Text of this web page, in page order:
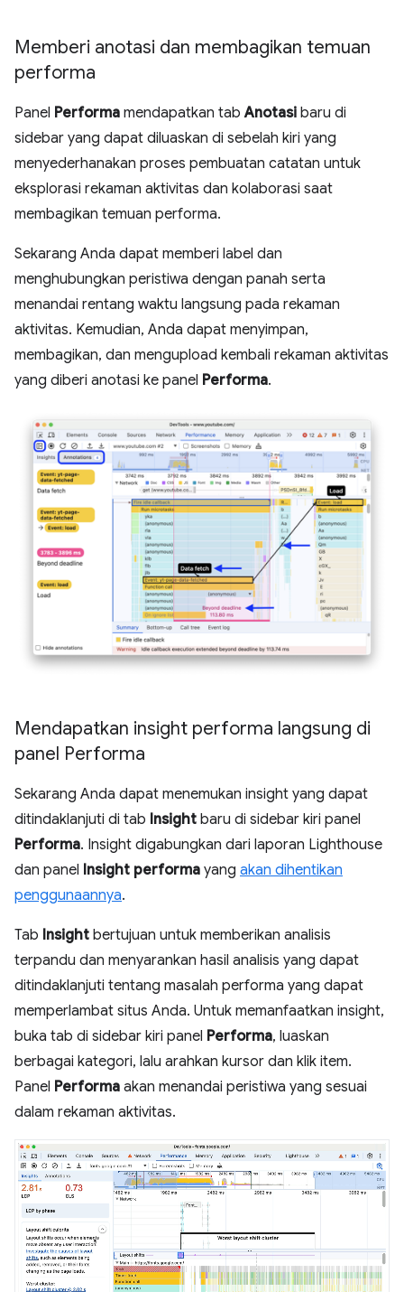
Memberi anotasi dan membagikan temuan
performa
Panel Performa mendapatkan tabAnotasi baru di
sidebar yang dapat diluaskan di sebelah kiri yang
menyederhanakan proses pembuatan catatan untuk
eksplorasi rekaman aktivitas dan kolaborasi saat
membagikan temuan performa.
Sekarang Anda dapat memberi label dan
menghubungkan peristiwa dengan panah serta
menandai rentang waktu langsung pada rekaman
aktivitas. Kemudian, Anda dapat menyimpan,
membagikan, dan mengupload kembali rekaman aktivitas
yang diberi anotasi ke panel Performa.
Mendapatkan insight performa langsung di
panel Performa
Sekarang Anda dapat menemukan insight yang dapat
ditindaklanjuti di tab Insight baru di sidebar kiri panel
Performa. Insight digabungkan dari laporan Lighthouse
dan panel Insight performa yang akan dihentikan
penggunaannya.
Tab Insight bertujuan untuk memberikan analisis
terpandu dan menyarankan hasil analisis yang dapat
ditindaklanjuti tentang masalah performa yang dapat
memperlambat situs Anda. Untuk memanfaatkan insight,
buka tab di sidebar kiri panel Performa, luaskan
berbagai kategori, lalu arahkan kursor dan klik item.
Panel Performa akan menandai peristiwa yang sesuai
dalam rekaman aktivitas.